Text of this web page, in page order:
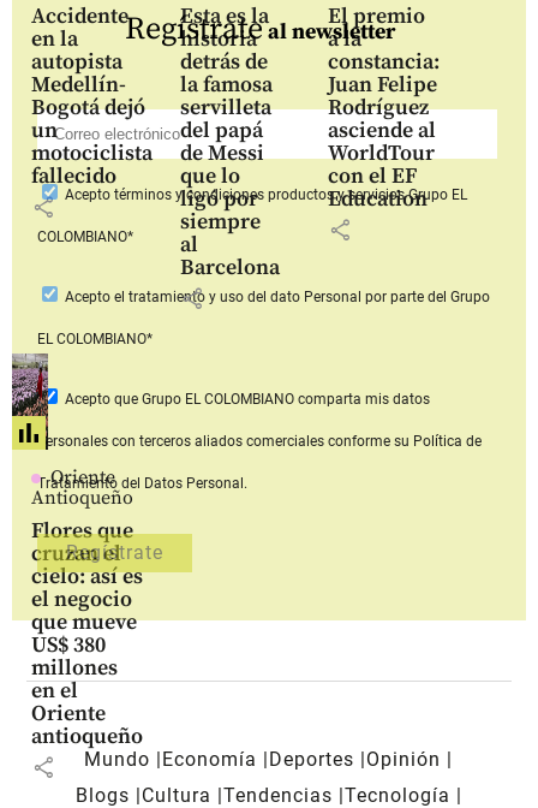
Accidente
en la
autopista
Medellín-
Bogotá dejó
un
motociclista
fallecido
share
Esta es la
historia
detrás de
la famosa
servilleta
del papá
de Messi
que lo
ligó por
siempre
al
Barcelona
share
El premio
a la
constancia:
Juan Felipe
Rodríguez
asciende al
WorldTour
con el EF
Education
share
Oriente
Antioqueño
Flores que
cruzan el
cielo: así es
el negocio
que mueve
US$ 380
millones
en el
Oriente
antioqueño
share
Regístrateal newsletter
Aceptotérminos y condiciones productos y serviciosGrupo EL
COLOMBIANO*
Acepto el tratamiento y uso del dato Personal por parte del Grupo
EL COLOMBIANO*
Acepto que Grupo EL COLOMBIANOcomparta mis datos
personales con terceros aliados comerciales conforme su Política de
Tratamiento del Datos Personal.
Mundo Economía Deportes
Opinión
Blogs
Cultura Tendencias Tecnología